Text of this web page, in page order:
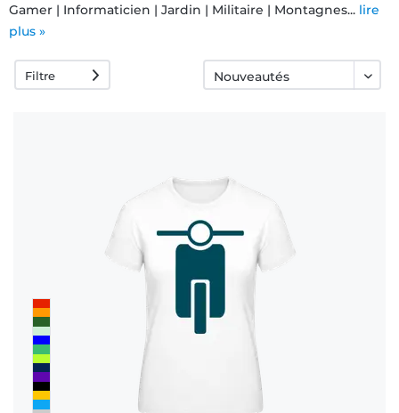
Échange
rétractation
Gamer | Informaticien | Jardin | Militaire | Montagnes... lire
plus »
Filtre